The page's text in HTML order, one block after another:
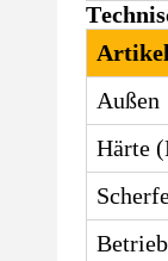
Artikel
Außen
Härte